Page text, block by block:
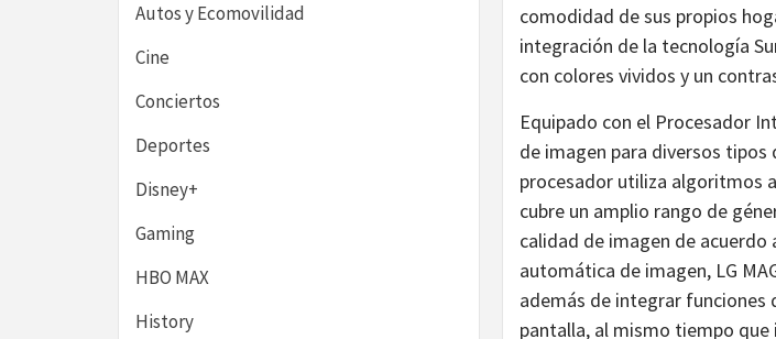
comodidad de sus propios
integración de la tecnología
con colores vividos y un
Equipado con el Procesador
de imagen para diversos
procesador utiliza algoritmos
cubre un amplio rango de
calidad de imagen de
automática de imagen, LG
además de integrar funciones
pantalla, al mismo tiempo
Autos y Ecomovilidad
Cine
Conciertos
Deportes
Disney+
Gaming
HBO MAX
History